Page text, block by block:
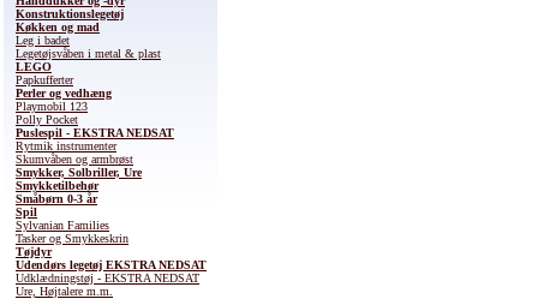
Konstruktionslegetøj
Køkken og mad
Leg i badet
Legetøjsvåben i metal & plast
LEGO
Papkufferter
Perler og vedhæng
Playmobil 123
Polly Pocket
Puslespil - EKSTRA NEDSAT
Rytmik instrumenter
Skumvåben og armbrøst
Smykker, Solbriller, Ure
Smykketilbehør
Småbørn 0-3 år
Spil
Sylvanian Families
Tasker og Smykkeskrin
Tøjdyr
Udendørs legetøj EKSTRA NEDSAT
Udklædningstøj - EKSTRA NEDSAT
Ure, Højtalere m.m.